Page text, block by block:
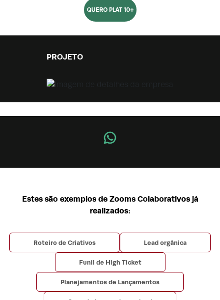
QUERO PLAT 10+
PROJETO
Estes são exemplos de Zooms Colaborativos já
realizados:
Roteiro de Criativos Lead orgânica
Funil de High Ticket
Planejamentos de Lançamentos